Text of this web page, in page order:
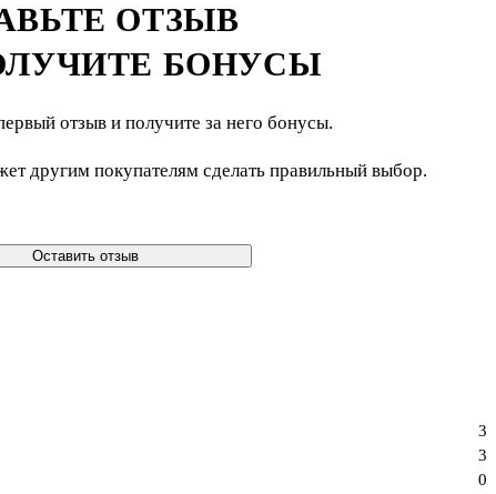
ОТЗЫВ
БОНУСЫ
отзыв и получите за него бонусы.
другим покупателям сделать правильный выбор.
Оставить отзыв
0
3
3